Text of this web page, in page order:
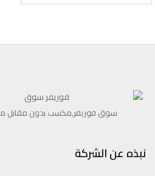
سوق فوريفر,مكسب بدون مقابل
نبذه عن الشركة